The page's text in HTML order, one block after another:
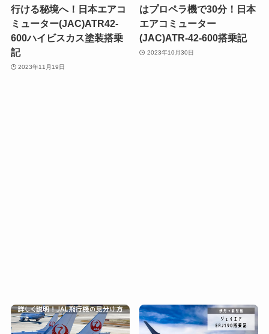
行ける秘境へ！日本エアコ
ミューター(JAC)ATR42-
600ハイビスカス塗装搭乗
記
2023年11月19日
はプロペラ機で30分！日本
エアコミューター
(JAC)ATR-42-600搭乗記
2023年10月30日